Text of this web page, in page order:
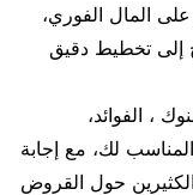
المال الفوري،
إلى تخطيط دقيق
، الفوائد،
لك، مع إجابة
حول القروض